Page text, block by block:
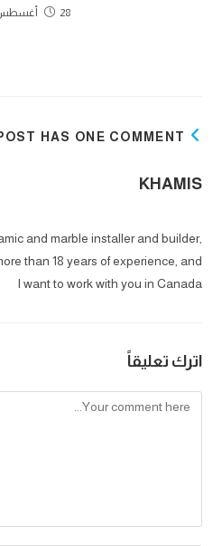
28 أغسطس 2024
HAS ONE COMMENT
KHAMIS
and marble installer and builder,
than 18 years of experience, and
I want to work with you in Canada
اترك تعليقاً
Comment